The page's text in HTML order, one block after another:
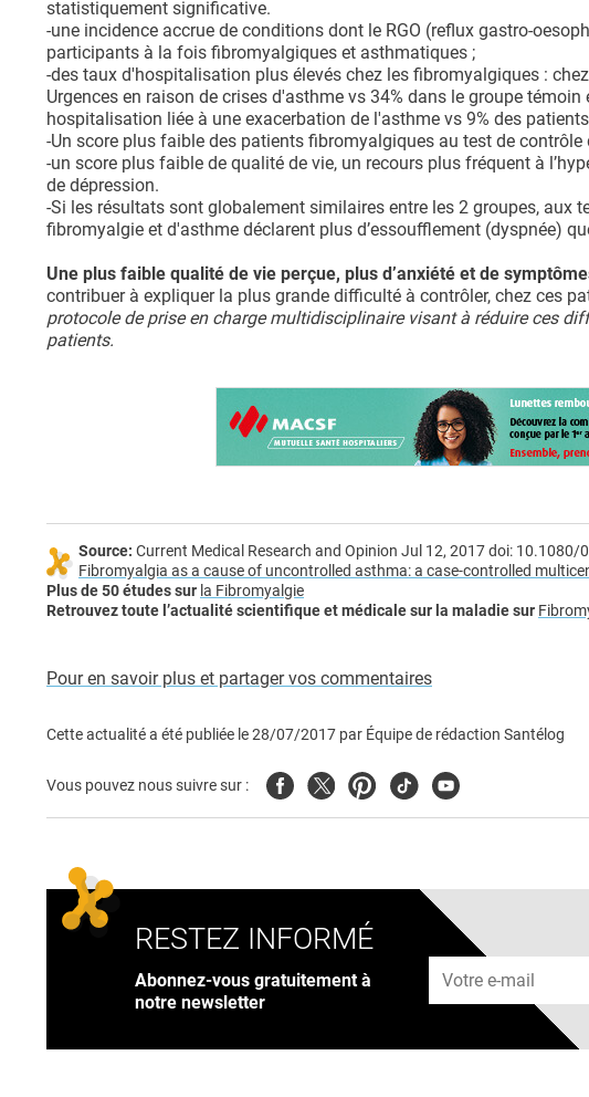
statistiquement significative.
-une incidence accrue de conditions dont le RGO (reflux gastro-
participants à la fois fibromyalgiques et asthmatiques ;
-des taux d'hospitalisation plus élevés chez les fibromyalgiques :
Urgences en raison de crises d'asthme vs 34% dans le groupe
hospitalisation liée à une exacerbation de l'asthme vs 9% des
-Un score plus faible des patients fibromyalgiques au test de contrôle
-un score plus faible de qualité de vie, un recours plus fréquent à
de dépression.
-Si les résultats sont globalement similaires entre les 2 groupes,
fibromyalgie et d'asthme déclarent plus d’essoufflement (dyspnée)
Une plus faible qualité de vie perçue, plus d’anxiété et de
contribuer à expliquer la plus grande difficulté à contrôler, chez ces
protocole de prise en charge multidisciplinaire visant à réduire ces
patients.
Source: Current Medical Research and Opinion Jul 12, 2017 doi:
Fibromyalgia as a cause of uncontrolled asthma: a case-controlled
Plus de 50 études sur la Fibromyalgie
Retrouvez toute l’actualité scientifique et médicale sur la maladie sur
Pour en savoir plus et partager vos commentaires
Cette actualité a été publiée le28/07/2017 par Équipe de rédaction Santélog
Vous pouvez nous suivre sur : FacebookTwitterPinterest
TiktokYoutube
RESTEZ INFORMÉ
Abonnez-vous gratuitement à
notre newsletter
Adresse e-mail